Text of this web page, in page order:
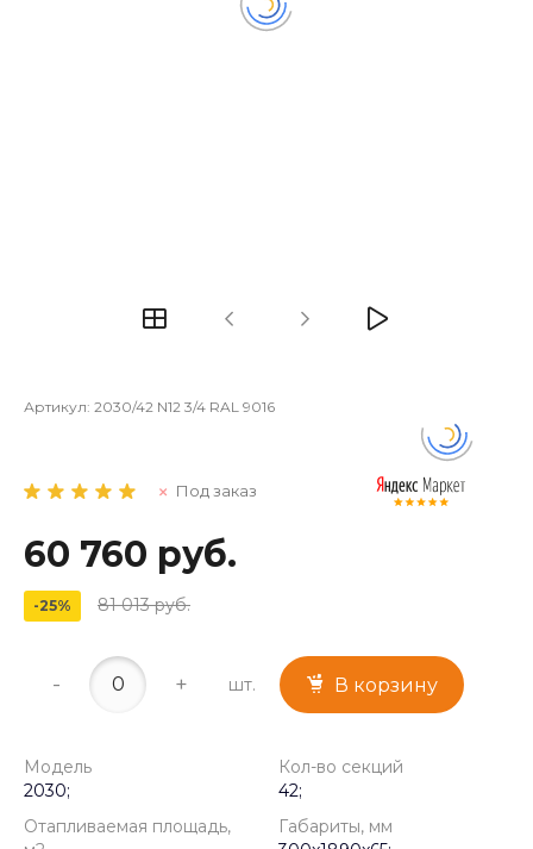
Артикул: 2030/42 N12 3/4 RAL 9016
Под заказ
60 760 руб.
-25% 81 013 руб.
- + шт. В корзину
Модель
2030;
Кол-во секций
42;
Отапливаемая площадь,
Габариты, мм